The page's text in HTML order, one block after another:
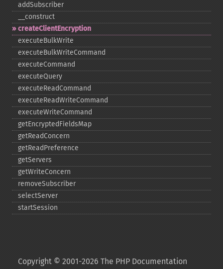
addSubscriber
_​_​construct
createClientEncryption
executeBulkWrite
executeBulkWriteCommand
executeCommand
executeQuery
executeReadCommand
executeReadWriteCommand
executeWriteCommand
getEncryptedFieldsMap
getReadConcern
getReadPreference
getServers
getWriteConcern
removeSubscriber
selectServer
startSession
Copyright © 2001-2026 The PHP Documentation